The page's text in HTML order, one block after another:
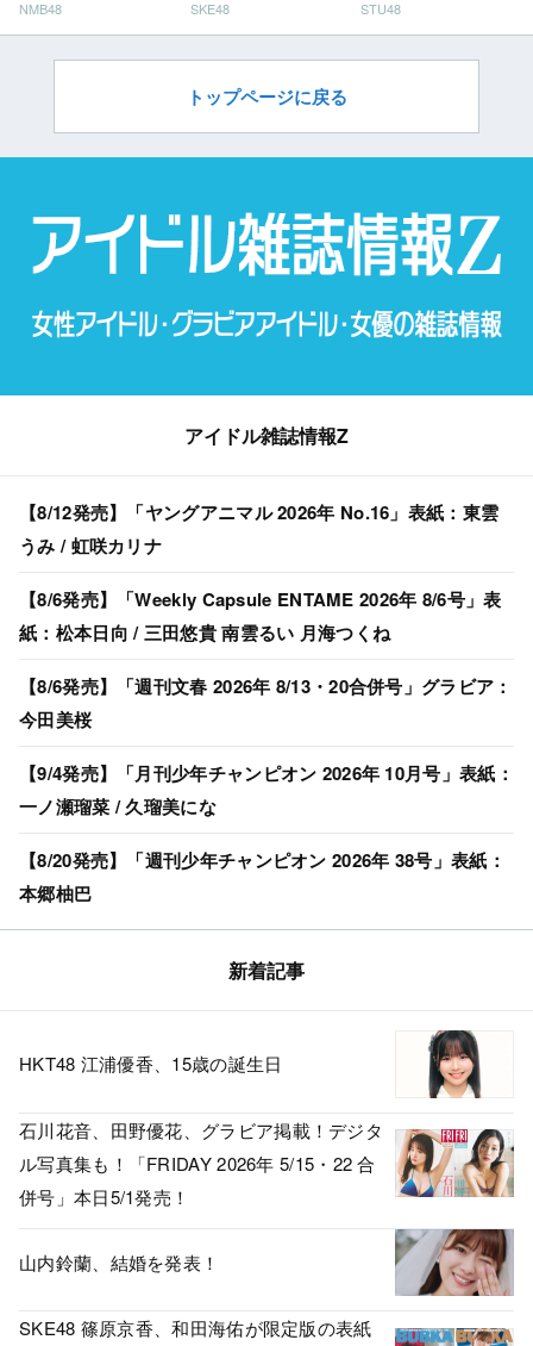
ン」
NMB48 SKE48 だ」
STU48
トップページに戻る
アイドル雑誌情報Z
【8/12発売】「ヤングアニマル 2026年 No.16」表紙：東雲
うみ / 虹咲カリナ
【8/6発売】「Weekly Capsule ENTAME 2026年 8/6号」表
紙：松本日向 / 三田悠貴 南雲るい 月海つくね
【8/6発売】「週刊文春 2026年 8/13・20合併号」グラビア：
今田美桜
【9/4発売】「月刊少年チャンピオン 2026年 10月号」表紙：
一ノ瀬瑠菜 / 久瑠美にな
【8/20発売】「週刊少年チャンピオン 2026年 38号」表紙：
本郷柚巴
新着記事
HKT48 江浦優香、15歳の誕生日
石川花音、田野優花、グラビア掲載！デジタ
ル写真集も！「FRIDAY 2026年 5/15・22 合
併号」本日5/1発売！
山内鈴蘭、結婚を発表！
SKE48 篠原京香、和田海佑が限定版の表紙